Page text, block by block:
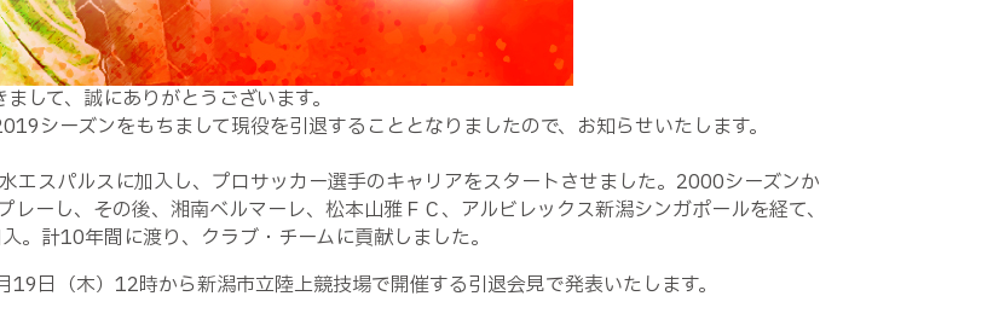
して、誠にありがとうございます。
シーズンをもちまして現役を引退することとなりましたので、お知らせいたします。
エスパルスに加入し、プロサッカー選手のキャリアをスタートさせました。2000シーズンか
ーし、その後、湘南ベルマーレ、松本山雅ＦＣ、アルビレックス新潟シンガポールを経て、
計10年間に渡り、クラブ・チームに貢献しました。
日（木）12時から新潟市立陸上競技場で開催する引退会見で発表いたします。